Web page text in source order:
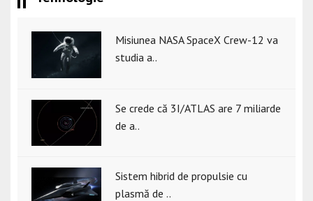
Misiunea NASA SpaceX Crew-12 va
studia a..
Se crede că 3I/ATLAS are 7 miliarde
de a..
Sistem hibrid de propulsie cu
plasmă de ..